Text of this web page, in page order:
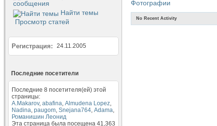
сообщения
Найти темы
Просмотр статей
Регистрация 24.11.2005
Последние посетители
Последние 8 посетителя(ей) этой
страницы:
A.Makarov, abafina, Almudena Lopez,
Nadina, paugom, Snejana764, Аdama,
Романишин Леонид
Эта страница была посещена 41,363
Фотографии
No Recent Activity